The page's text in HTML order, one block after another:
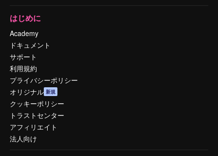
はじめに
Academy
ドキュメント
サポート
利用規約
プライバシーポリシー
オリジナル 新規
クッキーポリシー
トラストセンター
アフィリエイト
法人向け